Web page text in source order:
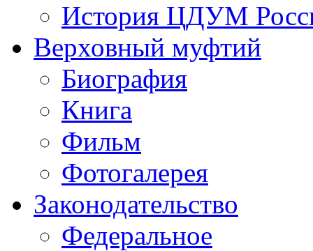
История ЦДУМ
Верховный муфтий
Биография
Книга
Фильм
Фотогалерея
Законодательство
Федеральное